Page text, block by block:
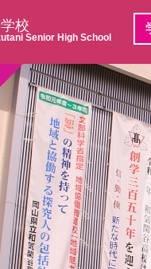
校
Senior High School